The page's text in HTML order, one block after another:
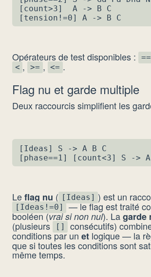
[count>3]  A -> B C
[tension!=0] A -> B C
Opérateurs de test disponibles : ==
< , >= , <= .
Flag nu et garde multiple
Deux raccourcis simplifient les
[Ideas] S -> A B C
[phase==1] [count<3] S
Leflag nu ( [Ideas] ) est un
[Ideas!=0] — le flag est traité
booléen (vrai si non nul). Lagarde
(plusieurs [] consécutifs)
conditions par un et logique — la
que si toutes les conditions sont
même temps.